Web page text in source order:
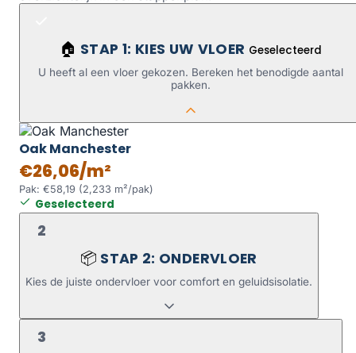
🏠 STAP 1: KIES UW VLOER Geselecteerd
U heeft al een vloer gekozen. Bereken het benodigde aantal
pakken.
Oak Manchester
€26,06/m²
Pak: €58,19 (2,233 m²/pak)
Geselecteerd
2
📦 STAP 2: ONDERVLOER
Kies de juiste ondervloer voor comfort en geluidsisolatie.
3